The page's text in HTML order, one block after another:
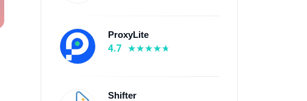
ProxyLite
4.7
Shifter